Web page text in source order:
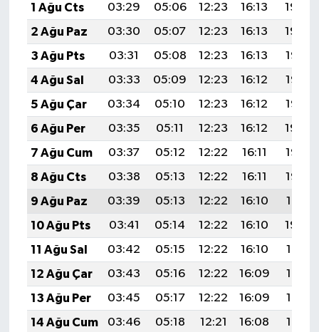
1 Ağu Cts
03:29 05:06 12:23 16:13
19:30
2 Ağu Paz
03:30 05:07 12:23 16:13
19:29
3 Ağu Pts
03:31 05:08 12:23 16:13
19:28
4 Ağu Sal
03:33 05:09 12:23 16:12
19:27
5 Ağu Çar
03:34 05:10 12:23 16:12
19:25
6 Ağu Per
03:35 05:11 12:23 16:12
19:24
7 Ağu Cum
03:37 05:12 12:22 16:11
19:23
8 Ağu Cts
03:38 05:13 12:22 16:11
19:22
9 Ağu Paz
03:39 05:13 12:22 16:10
19:21
10 Ağu Pts
03:41 05:14 12:22 16:10
19:20
11 Ağu Sal
03:42 05:15 12:22 16:10
19:19
12 Ağu Çar
03:43 05:16 12:22 16:09
19:17
13 Ağu Per
03:45 05:17 12:22 16:09
19:16
14 Ağu Cum
03:46 05:18 12:21 16:08
19:15